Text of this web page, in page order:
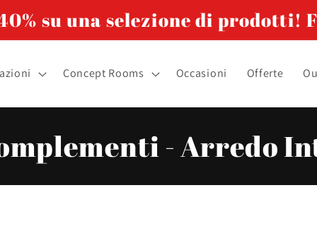
su una selezione di prodotti!
Concept Rooms Occasioni Offerte
- Arredo